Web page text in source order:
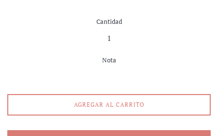
Cantidad
Nota
AGREGAR AL CARRITO